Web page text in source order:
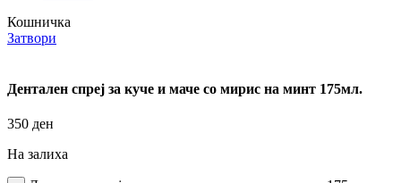
Кошничка
Затвори
Дентален спреј за куче и маче со мирис на минт 175мл.
350 ден
На залиха